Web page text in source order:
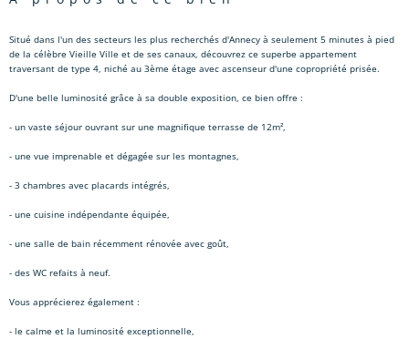
Situé dans l'un des secteurs les plus recherchés d'Annecy à seulement 5 minutes à pied
de la célèbre Vieille Ville et de ses canaux, découvrez ce superbe appartement
traversant de type 4, niché au 3ème étage avec ascenseur d'une copropriété prisée.
D'une belle luminosité grâce à sa double exposition, ce bien offre :
- un vaste séjour ouvrant sur une magnifique terrasse de 12m²,
- une vue imprenable et dégagée sur les montagnes,
- 3 chambres avec placards intégrés,
- une cuisine indépendante équipée,
- une salle de bain récemment rénovée avec goût,
- des WC refaits à neuf.
Vous apprécierez également :
- le calme et la luminosité exceptionnelle,